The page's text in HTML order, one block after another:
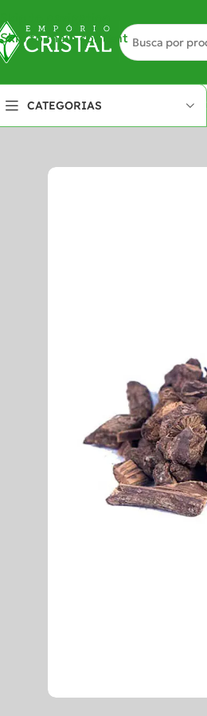
Skip to navigation
Skip to main content
CATEGORIAS